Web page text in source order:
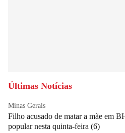
Últimas Notícias
Minas Gerais
Filho acusado de matar a mãe em
popular nesta quinta-feira (6)